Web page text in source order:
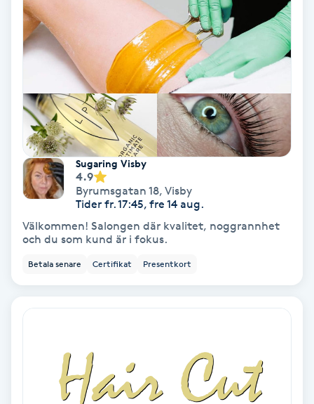
Enzympeeling
Extensions
Extensions borttagning
Eyeliner-tatuering
Face framing
Faceliftmassage
Fet hårbotten
Fettreducering
Sugaring Visby
4.9
Byrumsgatan 18, Visby
Tider fr. 17:45, fre 14 aug.
Välkommen! Salongen där kvalitet, noggrannhet
och du som kund är i fokus.
Betala senare Certifikat Presentkort